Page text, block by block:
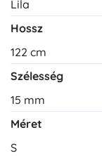
Lila
Hossz
122 cm
Szélesség
15 mm
Méret
S